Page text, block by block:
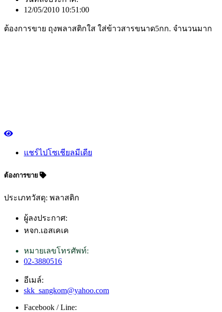
12/05/2010 10:51:00
ต้องการขาย ถุงพลาสติกใส ใส่ข้าวสารขนาด5กก. จำนวนมาก
แชร์ไปโซเชียลมีเดีย
ต้องการขาย
ประเภทวัสดุ: พลาสติก
ผู้ลงประกาศ:
หจก.เอสเคเค
หมายเลขโทรศัพท์:
02-3880516
อีเมล์:
skk_sangkom@yahoo.com
Facebook / Line: